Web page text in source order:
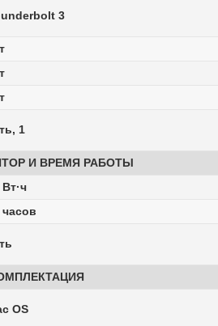
3
1
И ВРЕМЯ РАБОТЫ
часов
OS